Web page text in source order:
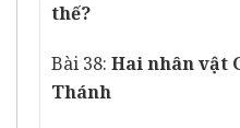
thế?
Bài 38: Hai nhân vật
Thánh